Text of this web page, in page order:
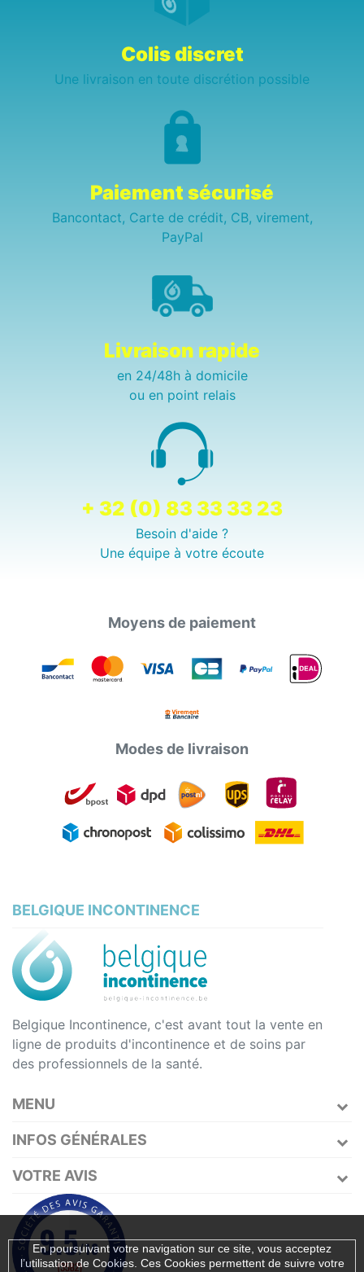
Colis discret
Une livraison en toute discrétion possible
Paiement sécurisé
Bancontact, Carte de crédit, CB, virement,
PayPal
Livraison rapide
en 24/48h à domicile
ou en point relais
+ 32 (0) 83 33 33 23
Besoin d'aide ?
Une équipe à votre écoute
Moyens de paiement
Modes de livraison
BELGIQUE INCONTINENCE
Belgique Incontinence, c'est avant tout la vente en
ligne de produits d'incontinence et de soins par
des professionnels de la santé.
MENU
INFOS GÉNÉRALES
En poursuivant votre navigation sur ce site, vous acceptez
l’utilisation de Cookies. Ces Cookies permettent de suivre votre
VOTRE AVIS